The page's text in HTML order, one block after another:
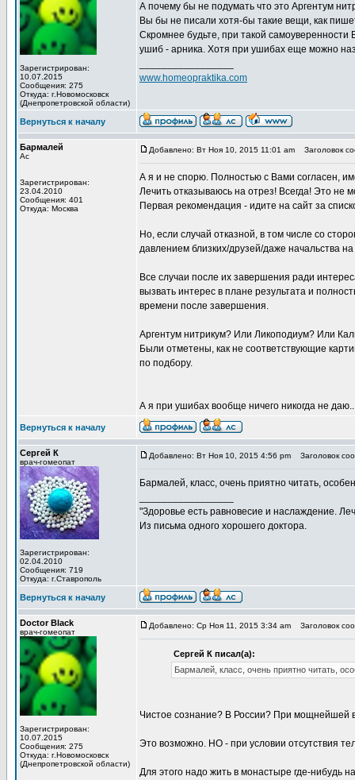
Зарегистрирован:
10.07.2015
Сообщения: 275
Откуда: г.Новомосковск
(Днепропетровской области)
А почему бы не подумать что это Аргентум
Вы бы не писали хотя-бы такие вещи, как
Скромнее будьте, при такой
ушиб - арника. Хотя при ушибах еще можно
www.homeopraktika.com
Вернуться к началу
Бармалей
Ас
Зарегистрирован:
23.04.2010
Сообщения: 401
Откуда: Москва
Добавлено: Вт Ноя 10, 2015 11:01 am Заголовок
А я и не спорю. Полностью с Вами согласен,
Лечить отказываюсь на отрез! Всегда! Это не
Первая рекомендация - идите на сайт за
Но, если случай отказной, в том числе со
давлением близких/друзей/даже начальства
Все случаи после их завершения ради
вызвать интерес в плане результата и
времени после завершения.
Аргентум нитрикум? Или Ликоподиум? Или
Были отметены, как не соответствующие
по подбору.
А я при ушибах вообще ничего никогда не
Вернуться к началу
Сергей К
врач-гомеопат
Зарегистрирован:
02.04.2010
Сообщения: 719
Откуда: г.Ставрополь
Добавлено: Вт Ноя 10, 2015 4:56 pm Заголовок
Бармалей, класс, очень приятно читать,
"Здоровье есть равновесие и наслаждение.
Из письма одного хорошего доктора.
Вернуться к началу
Doctor Black
врач-гомеопат
Зарегистрирован:
10.07.2015
Сообщения: 275
Откуда: г.Новомосковск
(Днепропетровской области)
Добавлено: Ср Ноя 11, 2015 3:34 am Заголовок
Сергей К писал(а):
Бармалей, класс, очень приятно читать,
Чистое сознание? В России? При мощнейшей
Это возможно. НО - при условии отсутствия
Для этого надо жить в монастыре где-нибудь